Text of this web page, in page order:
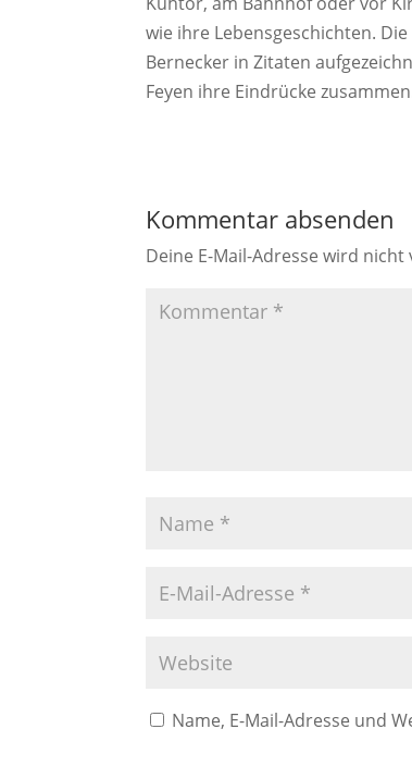
wie ihre Lebensgeschichten.
Bernecker in Zitaten
Feyen ihre Eindrücke
Kommentar absenden
Deine E-Mail-Adresse wird
Name, E-Mail-Adresse und